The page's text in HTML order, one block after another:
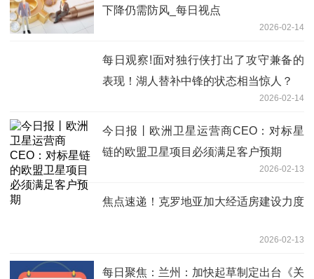
下降仍需防风_每日视点
2026-02-14
每日观察!面对独行侠打出了攻守兼备的
表现！湖人替补中锋的状态相当惊人？
2026-02-14
今日报丨欧洲卫星运营商CEO：对标星
链的欧盟卫星项目必须满足客户预期
2026-02-13
焦点速递！克罗地亚加大经适房建设力度
2026-02-13
每日聚焦：兰州：加快起草制定出台《关